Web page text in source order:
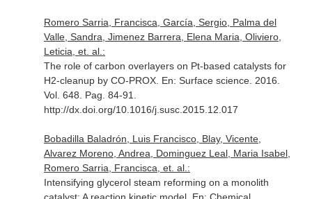
Romero Sarria, Francisca, García, Sergio, Palma del
Valle, Sandra, Jimenez Barrera, Elena Maria, Oliviero,
Leticia, et. al.:
The role of carbon overlayers on Pt-based catalysts for
H2-cleanup by CO-PROX. En: Surface science. 2016.
Vol. 648. Pag. 84-91.
http://dx.doi.org/10.1016/j.susc.2015.12.017
Bobadilla Baladrón, Luis Francisco, Blay, Vicente,
Alvarez Moreno, Andrea, Dominguez Leal, Maria Isabel,
Romero Sarria, Francisca, et. al.:
Intensifying glycerol steam reforming on a monolith